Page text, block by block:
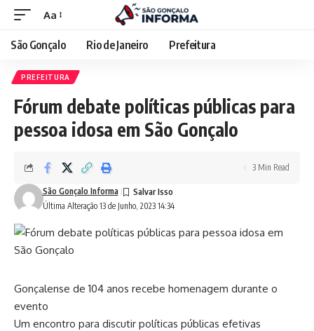
Aa
São Gonçalo Rio de Janeiro Prefeitura
PREFEITURA
Fórum debate políticas públicas para
pessoa idosa em São Gonçalo
Última Alteração 13 de Junho, 2023 14:34
São Gonçalo Informa
3 Min Read
Gonçalense de 104 anos recebe homenagem durante o
evento
Um encontro para discutir políticas públicas efetivas